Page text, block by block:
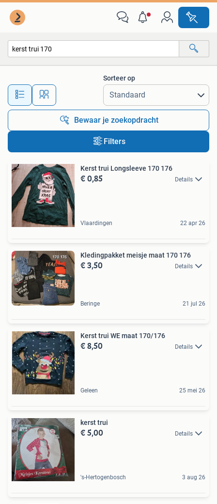
Alle afstanden…
Sorteer op
Bewaar je zoekopdracht
Filters
Kerst trui Longsleeve 170 176
€ 0,85 Details
Vlaardingen 22 apr 26
Kledingpakket meisje maat 170 176
€ 3,50 Details
Beringe 21 jul 26
Kerst trui WE maat 170/176
€ 8,50 Details
Geleen 25 mei 26
kerst trui
€ 5,00 Details
's-Hertogenbosch 3 aug 26